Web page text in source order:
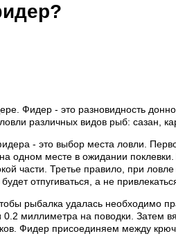
Фидер - это разновидность
различных видов рыб: сазан,
- это выбор места ловли.
на одном месте в ожидании
части. Третье правило, при
отпугиваться, а не
рыбалка удалась необходимо
миллиметра на поводки. Затем
Фидер присоединяем между